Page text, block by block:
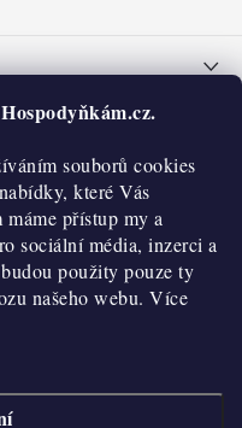
souborů cookies
které Vás
přístup my a
sociální média, inzerci a
použity pouze ty
našeho webu. Více